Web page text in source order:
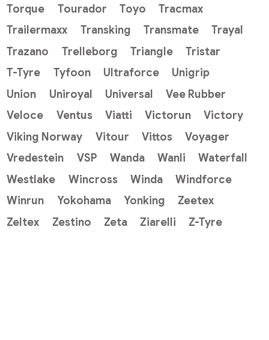
Torque
Tourador Toyo
Tracmax
Trailermaxx
Transking Transmate
Trayal
Trazano
Trelleborg Triangle
Tristar
T-Tyre
Tyfoon Ultraforce
Unigrip
Union
Uniroyal Universal
Vee Rubber
Veloce
Ventus Viatti Victorun
Victory
Viking Norway
Vitour Vittos
Voyager
Vredestein
VSP Wanda Wanli
Waterfall
Westlake
Wincross Winda
Windforce
Winrun
Yokohama Yonking
Zeetex
Zeltex
Zestino Zeta Ziarelli Z-Tyre